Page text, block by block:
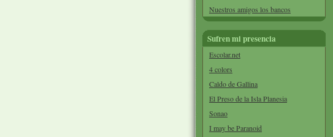
Nuestros amigos los bancos
Sufren mi presencia
Escolar.net
4 colors
Caldo de Gallina
El Preso de la Isla Planesia
Sonao
I may be Paranoid